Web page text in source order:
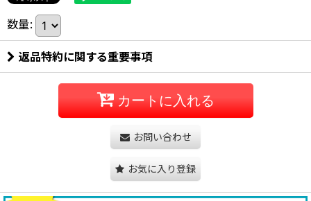
数量:
返品特約に関する重要事項
カートに入れる
お問い合わせ
お気に入り登録